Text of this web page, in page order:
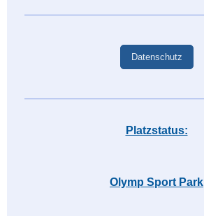
Datenschutz
Platzstatus:
Olymp Sport Park